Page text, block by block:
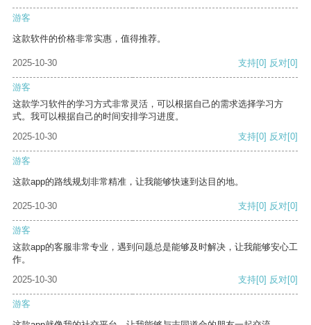
游客
这款软件的价格非常实惠，值得推荐。
2025-10-30 支持[0] 反对[0]
游客
这款学习软件的学习方式非常灵活，可以根据自己的需求选择学习方
式。我可以根据自己的时间安排学习进度。
2025-10-30
支持[0] 反对[0]
游客
这款app的路线规划非常精准，让我能够快速到达目的地。
2025-10-30 支持[0] 反对[0]
游客
这款app的客服非常专业，遇到问题总是能够及时解决，让我能够安心工
作。
2025-10-30
支持[0] 反对[0]
游客